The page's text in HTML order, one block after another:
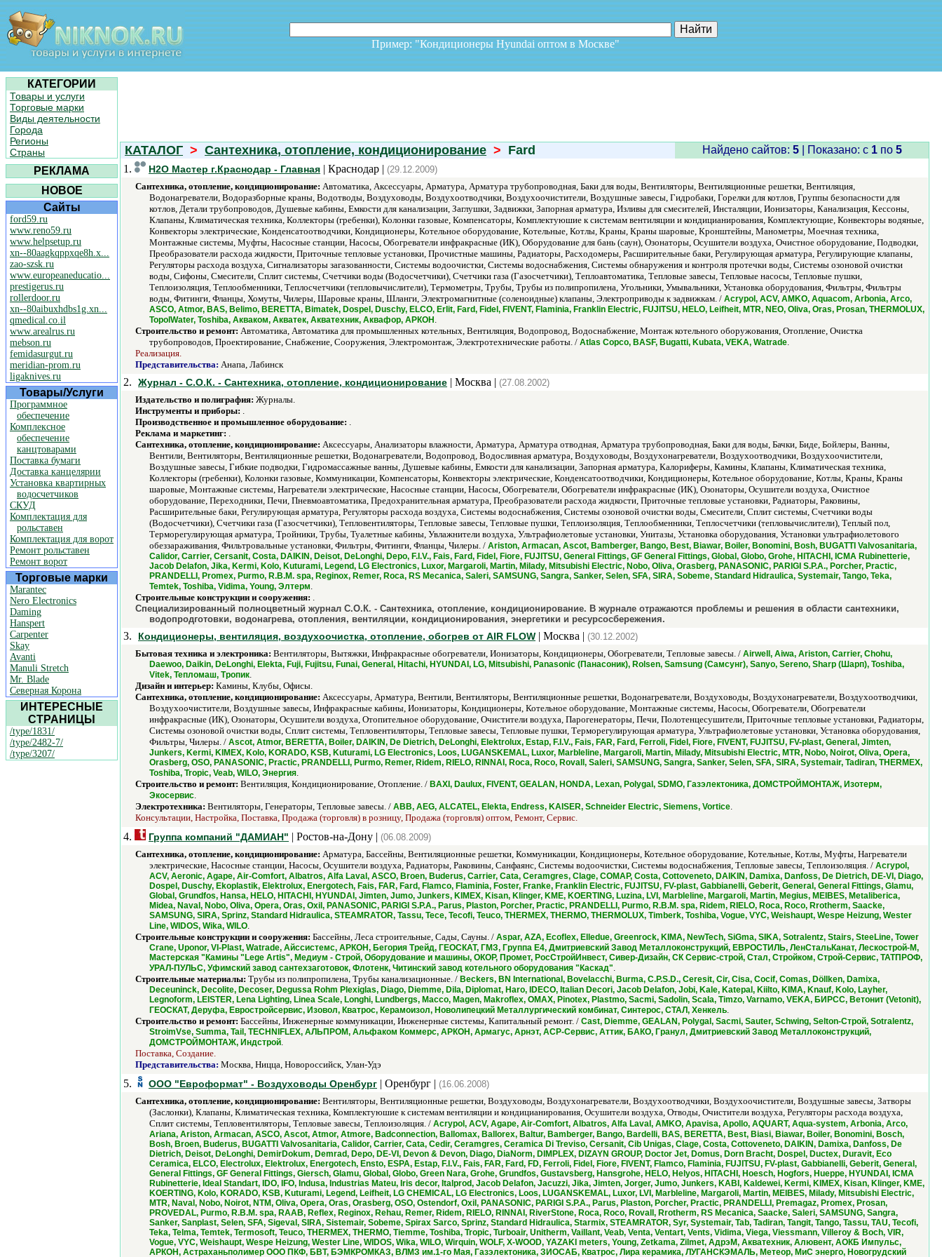
Пример: "Кондиционеры Hyundai оптом в Москве"
КАТЕГОРИИ
Товары и услуги
Торговые марки
Виды деятельности
Города
Регионы
Страны
РЕКЛАМА
НОВОЕ
Сайты
ford59.ru
www.reno59.ru
www.helpsetup.ru
xn--80aagkqppxqe8h.x...
zao-szsk.ru
www.europeaneducatio...
prestigerus.ru
rollerdoor.ru
xn--80aibuxhdbs1g.xn...
qmedical.co.il
www.arealrus.ru
mebson.ru
femidasurgut.ru
meridian-prom.ru
ligaknives.ru
Товары/Услуги
Программное
обеспечение
Комплексное
обеспечение
канцтоварами
Поставка бумаги
Доставка канцелярии
Установка квартирных
водосчетчиков
СКУД
Комплектация для
рольставен
Комплектация для ворот
Ремонт рольставен
Ремонт ворот
Торговые марки
Marantec
Nero Electronics
Daming
Hanspert
Carpenter
Skay
Avanti
Manuli Stretch
Mr. Blade
Северная Корона
ИНТЕРЕСНЫЕ
СТРАНИЦЫ
/type/1831/
/type/2482-7/
/type/3207/
КАТАЛОГ > Сантехника, отопление, кондиционирование > Fard Найдено сайтов: 5| Показано: c 1по 5
1.
H2O Мастер г.Краснодар - Главная | Краснодар | (29.12.2009)
Сантехника, отопление, кондиционирование: Автоматика, Аксессуары, Арматура, Арматура трубопроводная, Баки для воды, Вентиляторы, Вентиляционные решетки, Вентиляция,
Водонагреватели, Водоразборные краны, Водотводы, Воздуховоды, Воздухоотводчики, Воздухоочистители, Воздушные завесы, Гидробаки, Горелки для котлов, Группы безопасности для
котлов, Детали трубопроводов, Душевые кабины, Емкости для канализации, Заглушки, Задвижки, Запорная арматура, Изливы для смесителей, Инсталяции, Ионизаторы, Канализация, Кессоны,
Клапаны, Климатическая техника, Коллекторы (гребенки), Колонки газовые, Компенсаторы, Комплектуюшие к системам вентиляции и кондицианирования, Комплектующие, Конвекторы водяные,
Конвекторы электрические, Конденсатоотводчики, Кондиционеры, Котельное оборудование, Котельные, Котлы, Краны, Краны шаровые, Кронштейны, Манометры, Моечная техника,
Монтажные системы, Муфты, Насосные станции, Насосы, Обогреватели инфракрасные (ИК), Оборудование для бань (саун), Озонаторы, Осушители воздуха, Очистное оборудование, Подводки,
Преобразователи расхода жидкости, Приточные тепловые установки, Прочистные машины, Радиаторы, Расходомеры, Расширительные баки, Регулирующая арматура, Регулирующие клапаны,
Регуляторы расхода воздуха, Сигнализаторы загазованности, Системы водоочистки, Системы водоснабжения, Системы обнаружения и контроля протечки воды, Системы озоновой очистки
воды, Сифоны, Смесители, Сплит системы, Счетчики воды (Водосчетчики), Счетчики газа (Газосчетчики), Теплоавтоматика, Тепловые завесы, Тепловые насосы, Тепловые пушки,
Теплоизоляция, Теплообменники, Теплосчетчики (тепловычислители), Термометры, Трубы, Трубы из полипропилена, Угольники, Умывальники, Установка оборудования, Фильтры, Фильтры
воды, Фитинги, Фланцы, Хомуты, Чилеры, Шаровые краны, Шланги, Электромагнитные (соленоидные) клапаны, Электроприводы к задвижкам. / Acrypol, ACV, AMKO, Aquacom, Arbonia, Arco,
ASCO, Atmor, BAS, Belimo, BERETTA, Bimatek, Dospel, Duschy, ELCO, Erlit, Fard, Fidel, FIVENT, Flaminia, Franklin Electric, FUJITSU, HELO, Leifheit, MTR, NEO, Oliva, Oras, Prosan, THERMOLUX,
TopolWater, Toshiba, Акваком, Акватек, Акватехник, Аквафор, АРКОН .
Строительство и ремонт: Автоматика, Автоматика для промышленных котельных, Вентиляция, Водопровод, Водоснабжение, Монтаж котельного оборужования, Отопление, Очистка
трубопроводов, Проектирование, Снабжение, Сооружения, Электромонтаж, Электротехнические работы. / Atlas Copco, BASF, Bugatti, Kubata, VEKA, Watrade.
Реализация.
Представительства: Анапа, Лабинск
2. Журнал - С.О.К. - Сантехника, отопление, кондиционирование | Москва | (27.08.2002)
Издательство и полиграфия: Журналы.
Инструменты и приборы: .
Производственное и промышленное оборудование: .
Реклама и маркетинг: .
Сантехника, отопление, кондиционирование: Аксессуары, Анализаторы влажности, Арматура, Арматура отводная, Арматура трубопроводная, Баки для воды, Бачки, Биде, Бойлеры, Ванны,
Вентили, Вентиляторы, Вентиляционные решетки, Водонагреватели, Водопровод, Водосливная арматура, Воздуховоды, Воздухонагреватели, Воздухоотводчики, Воздухоочистители,
Воздушные завесы, Гибкие подводки, Гидромассажные ванны, Душевые кабины, Емкости для канализации, Запорная арматура, Калориферы, Камины, Клапаны, Климатическая техника,
Коллекторы (гребенки), Колонки газовые, Коммуникации, Компенсаторы, Конвекторы электрические, Конденсатоотводчики, Кондиционеры, Котельное оборудование, Котлы, Краны, Краны
шаровые, Монтажные системы, Нагреватели электрические, Насосные станции, Насосы, Обогреватели, Обогреватели инфракрасные (ИК), Озонаторы, Осушители воздуха, Очистное
оборудование, Переходники, Печи, Пневмоавтоматика, Предохранительная арматура, Преобразователи расхода жидкости, Приточные тепловые установки, Радиаторы, Раковины,
Расширительные баки, Регулирующая арматура, Регуляторы расхода воздуха, Системы водоснабжения, Системы озоновой очистки воды, Смесители, Сплит системы, Счетчики воды
(Водосчетчики), Счетчики газа (Газосчетчики), Тепловентиляторы, Тепловые завесы, Тепловые пушки, Теплоизоляция, Теплообменники, Теплосчетчики (тепловычислители), Теплый пол,
Терморегулирующая арматура, Тройники, Трубы, Туалетные кабины, Увлажнители воздуха, Ультрафиолетовые установки, Унитазы, Установка оборудования, Установки ультрафиолетового
обеззараживания, Фильтровальные установки, Фильтры, Фитинги, Фланцы, Чилеры. / Ariston, Armacan, Ascot, Bamberger, Bango, Best, Biawar, Boiler, Bonomini, Bosh, BUGATTI Valvosanitaria,
Calidor, Carrier, Cersanit, Costa, DAIKIN, Deisot, DeLonghi, Depo, F.I.V., Fais, Fard, Fidel, Fiore, FUJITSU, General Fittings, GF General Fittings, Global, Globo, Grohe, HITACHI, ICMA Rubinetterie,
Jacob Delafon, Jika, Kermi, Kolo, Kuturami, Legend, LG Еlectronics, Luxor, Margaroli, Martin, Milady, Mitsubishi Electric, Nobo, Oliva, Orasberg, PANASONIC, PARIGI S.P.A., Porcher, Practic,
PRANDELLI, Promex, Purmo, R.B.M. spa, Reginox, Remer, Roca, RS Mecanica, Saleri, SAMSUNG, Sangra, Sanker, Selen, SFA, SIRA, Sobeme, Standard Hidraulica, Systemair, Tango, Teka,
Temtek, Toshiba, Vidima, Young, Элтерм.
Строительные конструкции и сооружения: .
Специализированный полноцветный журнал С.О.К. - Сантехника, отопление, кондиционирование. В журнале отражаются проблемы и решения в области сантехники,
водопродготовки, водонагрева, отопления, вентиляции, кондиционирования, энергетики и ресурсосбережения.
3. Кондиционеры, вентиляция, воздухоочистка, отопление, обогрев от AIR FLOW | Москва | (30.12.2002)
Бытовая техника и электроника: Вентиляторы, Вытяжки, Инфракрасные обогреватели, Ионизаторы, Кондиционеры, Обогреватели, Тепловые завесы. / Airwell, Aiwa, Ariston, Carrier, Chohu,
Daewoo, Daikin, DeLonghi, Elekta, Fuji, Fujitsu, Funai, General, Hitachi, HYUNDAI, LG, Mitsubishi, Panasonic (Панасоник), Rolsen, Samsung (Самсунг), Sanyo, Sereno, Sharp (Шарп), Toshiba,
Vitek, Тепломаш, Тропик.
Дизайн и интерьер: Камины, Клубы, Офисы.
Сантехника, отопление, кондиционирование: Аксессуары, Арматура, Вентили, Вентиляторы, Вентиляционные решетки, Водонагреватели, Воздуховоды, Воздухонагреватели, Воздухоотводчики,
Воздухоочистители, Воздушные завесы, Инфракрасные кабины, Ионизаторы, Кондиционеры, Котельное оборудование, Монтажные системы, Насосы, Обогреватели, Обогреватели
инфракрасные (ИК), Озонаторы, Осушители воздуха, Отопительное оборудование, Очистители воздуха, Парогенераторы, Печи, Полотенцесушители, Приточные тепловые установки, Радиаторы,
Системы озоновой очистки воды, Сплит системы, Тепловентиляторы, Тепловые завесы, Тепловые пушки, Терморегулирующая арматура, Ультрафиолетовые установки, Установка оборудования,
Фильтры, Чилеры. / Ascot, Atmor, BERETTA, Boiler, DAIKIN, De Dietrich, DeLonghi, Elektrolux, Estap, F.I.V., Fais, FAR, Fard, Ferroli, Fidel, Fiore, FIVENT, FUJITSU, FV-plast, General, Jimten,
Junkers, Kermi, KIMEX, Kolo, KORADO, KSB, Kuturami, LG Еlectronics, Loos, LUGANSKEMAL, Luxor, Marbleline, Margaroli, Martin, Milady, Mitsubishi Electric, MTR, Nobo, Noirot, Oliva, Opera,
Orasberg, OSO, PANASONIC, Practic, PRANDELLI, Purmo, Remer, Ridem, RIELO, RINNAI, Roca, Roco, Rovall, Saleri, SAMSUNG, Sangra, Sanker, Selen, SFA, SIRA, Systemair, Tadiran, THERMEX,
Toshiba, Tropic, Veab, WILO, Энергия.
Строительство и ремонт: Вентиляция, Кондиционирование, Отопление. / BAXI, Daulux, FIVENT, GEALAN, HONDA, Lexan, Polygal, SDMO, Газэлектоника, ДОМСТРОЙМОНТАЖ, Изотерм,
Экосервис.
Электротехника: Вентиляторы, Генераторы, Тепловые завесы. / ABB, AEG, ALCATEL, Elekta, Endress, KAISER, Schneider Electric, Siemens, Vortice.
Консультации, Настройка, Поставка, Продажа (торговля) в розницу, Продажа (торговля) оптом, Ремонт, Сервис.
4. Группа компаний "ДАМИАН" | Ростов-на-Дону | (06.08.2009)
Сантехника, отопление, кондиционирование: Арматура, Бассейны, Вентиляционные решетки, Коммуникации, Кондиционеры, Котельное оборудование, Котельные, Котлы, Муфты, Нагреватели
электрические, Насосные станции, Насосы, Осушители воздуха, Радиаторы, Раковины, Санфаянс, Системы водоочистки, Системы водоснабжения, Тепловые завесы, Теплоизоляция. / Acrypol,
ACV, Aeronic, Agape, Air-Comfort, Albatros, Alfa Laval, ASCO, Broen, Buderus, Carrier, Cata, Ceramgres, Clage, COMAP, Costa, Cottoveneto, DAIKIN, Damixa, Danfoss, De Dietrich, DE-VI, Diago,
Dospel, Duschy, Ekoplastik, Elektrolux, Energotech, Fais, FAR, Fard, Flamco, Flaminia, Foster, Franke, Franklin Electric, FUJITSU, FV-plast, Gabbianelli, Geberit, General, General Fittings, Glamu,
Global, Grundfos, Hansa, HELO, HITACHI, HYUNDAI, Jimten, Jumo, Junkers, KIMEX, Kisan, Klinger, KME, KOERTING, Luzina, LVI, Marbleline, Margaroli, Martin, Megius, MEIBES, Metaliberica,
Midea, Naval, Nobo, Oliva, Opera, Oras, Oxil, PANASONIC, PARIGI S.P.A., Parus, Plaston, Porcher, Practic, PRANDELLI, Purmo, R.B.M. spa, Ridem, RIELO, Roca, Roco, Rrotherm, Saacke,
SAMSUNG, SIRA, Sprinz, Standard Hidraulica, STEAMRATOR, Tassu, Tece, Tecofi, Teuco, THERMEX, THERMO, THERMOLUX, Timberk, Toshiba, Vogue, VYC, Weishaupt, Wespe Heizung, Wester
Line, WIDOS, Wika, WILO.
Строительные конструкции и сооружения: Бассейны, Леса строительные, Сады, Сауны. / Aspar, AZA, Ecoflex, Elledue, Greenrock, KIMA, NewTech, SiGma, SIKA, Sotralentz, Stairs, SteeLine, Tower
Crane, Uponor, VI-Plast, Watrade, Айссистемс, АРКОН, Бегория Трейд, ГЕОСКАТ, ГМЗ, Группа Е4, Дмитриевский Завод Металлоконструкций, ЕВРОСТИЛЬ, ЛенСтальКанат, Лескострой-М,
Мастерская "Камины "Lege Artis", Медиум - Строй, Оборудование и машины, ОКОР, Промет, РосСтройИнвест, Сивер-Дизайн, СК Сервис-строй, Стал, Стройком, Строй-Сервис, ТАТПРОФ,
УРАЛ-ПУЛЬС, Уфимский завод сантехзаготовок, Флотенк, Читинский завод котельного оборудования "Каскад".
Строительные материалы: Трубы из полипропилена, Трубы канализационные. / Beckers, BN International, Bovelacchi, Burma, C.P.S.D., Ceresit, Cir, Cisa, Cocif, Comas, Döllken, Damixa,
Deceuninck, Decolite, Decoser, Degussa Rohm Plexiglas, Diago, Diemme, Dila, Diplomat, Haro, IDECO, Italian Decori, Jacob Delafon, Jobi, Kale, Katepal, Kiilto, KIMA, Knauf, Kolo, Layher,
Legnoform, LEISTER, Lena Lighting, Linea Scale, Longhi, Lundbergs, Macco, Magen, Makroflex, OMAX, Pinotex, Plastmo, Sacmi, Sadolin, Scala, Timzo, Varnamo, VEKA, БИРСС, Ветонит (Vetonit),
ГЕОСКАТ, Деруфа, Евростройсервис, Изовол, Кватрос, Керамоизол, Новолипецкий Металлургический комбинат, Синтерос, СТАЛ, Хенкель.
Строительство и ремонт: Бассейны, Инженерные коммуникации, Инженерные системы, Капитальный ремонт. / Cast, Diemme, GEALAN, Polygal, Sacmi, Sauter, Schwing, Selton-Строй, Sotralentz,
StroimVse, Summa, Tail, TECHNIFLEX, АЛЬПРОМ, Альфаком Коммерс, АРКОН, Армагус, Арнэт, АСР-Сервис, Аттик, БАКО, Гранул, Дмитриевский Завод Металлоконструкций,
ДОМСТРОЙМОНТАЖ, Индстрой.
Поставка, Создание.
Представительства: Москва, Ницца, Новороссийск, Улан-Удэ
5. ООО "Евроформат" - Воздуховоды Оренбург | Оренбург | (16.06.2008)
Сантехника, отопление, кондиционирование: Вентиляторы, Вентиляционные решетки, Воздуховоды, Воздухонагреватели, Воздухоотводчики, Воздухоочистители, Воздушные завесы, Затворы
(Заслонки), Клапаны, Климатическая техника, Комплектуюшие к системам вентиляции и кондицианирования, Осушители воздуха, Отводы, Очистители воздуха, Регуляторы расхода воздуха,
Сплит системы, Тепловентиляторы, Тепловые завесы, Теплоизоляция. / Acrypol, ACV, Agape, Air-Comfort, Albatros, Alfa Laval, AMKO, Apavisa, Apollo, AQUART, Aqua-system, Arbonia, Arco,
Ariana, Ariston, Armacan, ASCO, Ascot, Atmor, Atmore, Badconnection, Ballomax, Ballorex, Baltur, Bamberger, Bango, Bardelli, BAS, BERETTA, Best, Biasi, Biawar, Boiler, Bonomini, Bosch,
Bosh, Broen, Buderus, BUGATTI Valvosanitaria, Calidor, Carrier, Cata, Cedir, Ceramgres, Ceramica Di Treviso, Cersanit, Cib Unigas, Clage, Costa, Cottoveneto, DAIKIN, Damixa, Danfoss, De
Dietrich, Deisot, DeLonghi, DemirDokum, Demrad, Depo, DE-VI, Devon & Devon, Diago, DiaNorm, DIMPLEX, DIZAYN GROUP, Doctor Jet, Domus, Dorn Bracht, Dospel, Ductex, Duravit, Eco
Ceramica, ELCO, Electrolux, Elektrolux, Energotech, Ensto, ESPA, Estap, F.I.V., Fais, FAR, Fard, FD, Ferroli, Fidel, Fiore, FIVENT, Flamco, Flaminia, FUJITSU, FV-plast, Gabbianelli, Geberit, General,
General Fittings, GF General Fittings, Giersch, Glamu, Global, Globo, Green Nara, Grohe, Grundfos, Gustavsberg, Hansgrohe, HELO, Helyos, HITACHI, Hoesch, Hogfors, Hueppe, HYUNDAI, ICMA
Rubinetterie, Ideal Standart, IDO, IFO, Indusa, Industrias Mateu, Iris decor, Italprod, Jacob Delafon, Jacuzzi, Jika, Jimten, Jorger, Jumo, Junkers, KABI, Kaldewei, Kermi, KIMEX, Kisan, Klinger, KME,
KOERTING, Kolo, KORADO, KSB, Kuturami, Legend, Leifheit, LG CHEMICAL, LG Еlectronics, Loos, LUGANSKEMAL, Luxor, LVI, Marbleline, Margaroli, Martin, MEIBES, Milady, Mitsubishi Electric,
MTR, Naval, Nobo, Noirot, NTM, Oliva, Opera, Oras, Orasberg, OSO, Ostendorf, Oxil, PANASONIC, PARIGI S.P.A., Parus, Plaston, Porcher, Practic, PRANDELLI, Premagaz, Promex, Prosan,
PROVEDAL, Purmo, R.B.M. spa, RAAB, Reflex, Reginox, Rehau, Remer, Ridem, RIELO, RINNAI, RiverStone, Roca, Roco, Rovall, Rrotherm, RS Mecanica, Saacke, Saleri, SAMSUNG, Sangra,
Sanker, Sanplast, Selen, SFA, Sigeval, SIRA, Sistemair, Sobeme, Spirax Sarco, Sprinz, Standard Hidraulica, Starmix, STEAMRATOR, Syr, Systemair, Tab, Tadiran, Tangit, Tango, Tassu, TAU, Tecofi,
Teka, Telma, Temtek, Termosoft, Teuco, THERMEX, THERMO, Tiemme, Toshiba, Tropic, Turboair, Unitherm, Vaillant, Veab, Venta, Ventart, Vents, Vidima, Viega, Viessmann, Villeroy & Boch, VIR,
Vogue, VYC, Weishaupt, Wespe Heizung, Wester Line, WIDOS, Wika, WILO, Wirquin, WOLF, X-WOOD, YAZAKI meters, Young, Zetkama, Zilmet, АдрэМ, Акватехник, Алювент, АОКБ Импульс,
АРКОН, Астраханьполимер ООО ПКФ, БВТ, БЭМКРОМКАЗ, ВЛМЗ им.1-го Мая, Газэлектоника, ЗИОСАБ, Кватрос, Лира керамика, ЛУГАНСКЭМАЛЬ, Метеор, МиС энерго, Новогрудский